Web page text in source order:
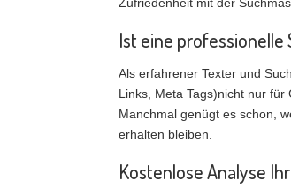
Ist eine
Als erfahrener Texter und
Links, Meta Tags)nicht nur
Manchmal genügt es schon,
erhalten bleiben.
Kostenlose Analyse